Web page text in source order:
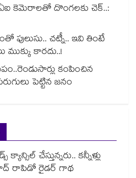
కెమెరాలతో దొంగలకు చెక్..:
పులుసు.. చట్నీ.. ఇవి తింటే
కారదు..!
కంపించిన
పెట్టిన జనం
చేస్తున్నరు.. కన్నీళ్లు
రాపిడో రైడర్ గాథ